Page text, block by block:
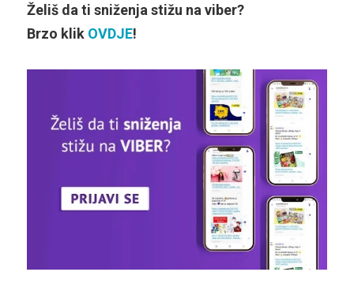
Želiš da ti sniženja stižu na viber?
Brzo klik OVDJE!